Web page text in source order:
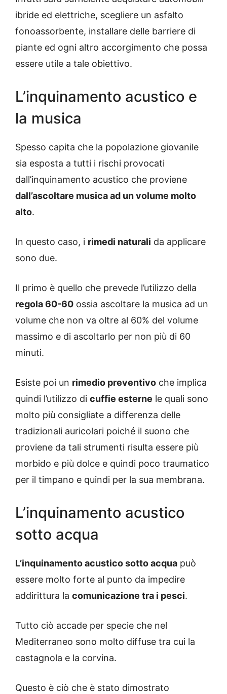
ibride ed elettriche, scegliere un asfalto
fonoassorbente, installare delle barriere di
piante ed ogni altro accorgimento che possa
essere utile a tale obiettivo.
L’inquinamento acustico e
la musica
Spesso capita che la popolazione giovanile
sia esposta a tutti i rischi provocati
dall’inquinamento acustico che proviene
dall’ascoltare musica ad un volume molto
alto.
In questo caso, i rimedi naturali da applicare
sono due.
Il primo è quello che prevede l’utilizzo della
regola 60-60 ossia ascoltare la musica ad un
volume che non va oltre al 60% del volume
massimo e di ascoltarlo per non più di 60
minuti.
Esiste poi un rimedio preventivo che implica
quindi l’utilizzo di cuffie esterne le quali sono
molto più consigliate a differenza delle
tradizionali auricolari poiché il suono che
proviene da tali strumenti risulta essere più
morbido e più dolce e quindi poco traumatico
per il timpano e quindi per la sua membrana.
L’inquinamento acustico
sotto acqua
L’inquinamento acustico sotto acqua può
essere molto forte al punto da impedire
addirittura la comunicazione tra i pesci.
Tutto ciò accade per specie che nel
Mediterraneo sono molto diffuse tra cui la
castagnola e la corvina.
Questo è ciò che è stato dimostrato